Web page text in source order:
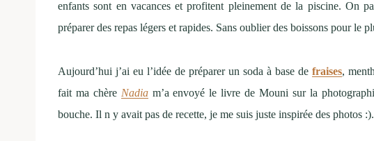
enfants sont en vacances et profitent pleinement de la piscine. On
préparer des repas légers et rapides. Sans oublier des boissons pour le
Aujourd’hui j’ai eu l’idée de préparer un soda à base de fraises,
fait ma chère Nadiam’a envoyé le livre de Mouni sur la
bouche. Il n y avait pas de recette, je me suis juste inspirée des photos :).